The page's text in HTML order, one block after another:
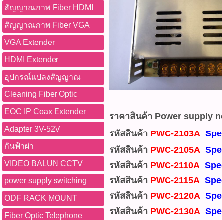
สัญญาณภาพ Fiber HDMI
สัญญาณภาพ Fiber VGA
VGA Extender
HDMI Extender
อุปกรณ์แปลงสัญญาณ
Cleaning Fiber Optic
EOC IP Coax Extender
Adapter 3V-52V
กันฟ้าผ่า
VIDEO BALUN CCTV
power supply switching
ODF RACK MOUNT
Fiber Optic Telephone
ราคาสินค้า Power supply
รหัสสินค้า PWC-2103A
รหัสสินค้า PWC-2105A
รหัสสินค้า PWC-2110A
รหัสสินค้า PWC-2115A
รหัสสินค้า PWC-2120A
รหัสสินค้า PWC-2130A